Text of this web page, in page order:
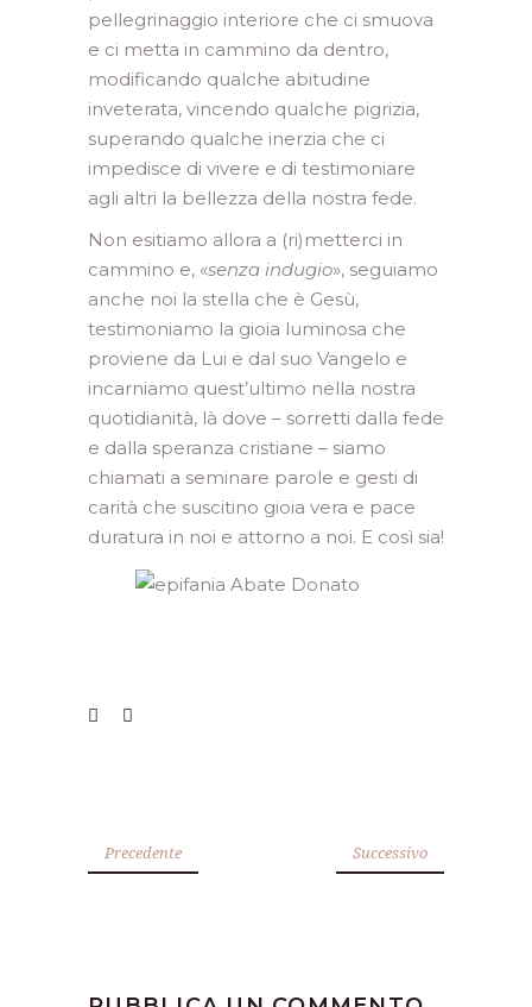
pellegrinaggio interiore che ci smuova
e ci metta in cammino da dentro,
modificando qualche abitudine
inveterata, vincendo qualche pigrizia,
superando qualche inerzia che ci
impedisce di vivere e di testimoniare
agli altri la bellezza della nostra fede.
Non esitiamo allora a (ri)metterci in
cammino e, «senza indugio», seguiamo
anche noi la stella che è Gesù,
testimoniamo la gioia luminosa che
proviene da Lui e dal suo Vangelo e
incarniamo quest’ultimo nella nostra
quotidianità, là dove – sorretti dalla fede
e dalla speranza cristiane – siamo
chiamati a seminare parole e gesti di
carità che suscitino gioia vera e pace
duratura in noi e attorno a noi. E così sia!
Precedente Successivo